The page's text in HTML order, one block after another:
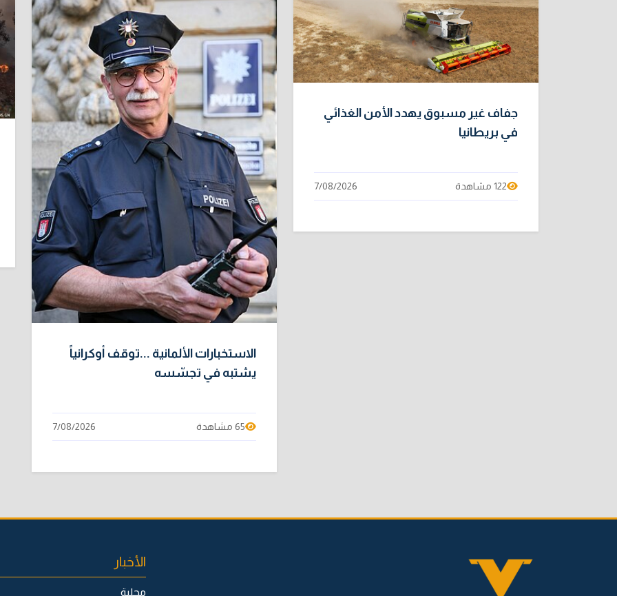
جفاف غير مسبوق يهدد الأمن الغذائي
في بريطانيا
122 مشاهدة 7/08/2026
الاستخبارات الألمانية ...توقف أوكرانياً
يشتبه في تجسّسه
65 مشاهدة 7/08/2026
الأخبار
محلية